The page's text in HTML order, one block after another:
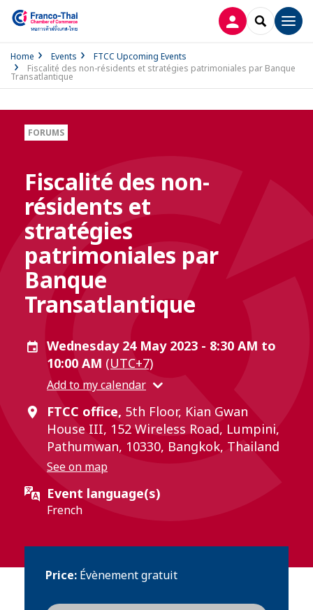
LOG INSEARCH
Home Events
FTCC Upcoming Events
Fiscalité des non-résidents et stratégies patrimoniales par Banque
Transatlantique
FORUMS
Fiscalité des non-
résidents et
stratégies
patrimoniales par
Banque
Transatlantique
Wednesday 24 May 2023 - 8:30 AM to
10:00 AM (UTC+7)
Add to my calendar
FTCC office, 5th Floor, Kian Gwan
House III, 152 Wireless Road, Lumpini,
Pathumwan, 10330, Bangkok, Thailand
See on map
Event language(s)
French
Price: Évènement gratuit